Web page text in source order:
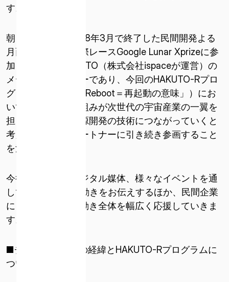
利用規約とプライバシーポリシーに同意します
す。
朝日新聞社は、2018年3月で終了した民間開発よる
月面探査を競う国際レースGoogle Lunar Xprizeに参
加したチームHAKUTO（株式会社ispaceが運営）の
メディアパートナーであり、今回のHAKUTO-Rプロ
グラム（「R」は「Reboot＝再起動の意味」）にお
いても、その取り組みが次世代の宇宙産業の一翼を
担う惑星探査や資源開発の技術につながっていくと
考え、メディアパートナーに引き続き参画すること
を決めました。
今後も、紙面やデジタル媒体、様々なイベントを通
してHAKUTO-Rの動きをお伝えするほか、民間企業
による宇宙開発の動き全体を幅広く応援していきま
す。
■チームHAKUTOの経緯とHAKUTO-Rプログラムに
ついて■